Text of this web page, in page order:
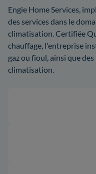
Engie Home Services,
des services dans le
climatisation. Certifiée
chauffage, l'entreprise
gaz ou fioul, ainsi que
climatisation.